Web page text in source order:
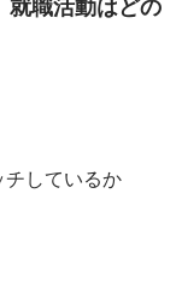
しているか